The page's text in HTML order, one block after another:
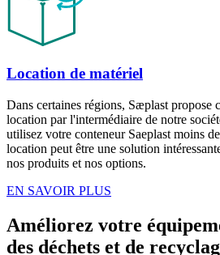
Location de matériel
Dans certaines régions, Sæplast propose
location par l'intermédiaire de notre
utilisez votre conteneur Saeplast moins
location peut être une solution
nos produits et nos options.
EN SAVOIR PLUS
Améliorez votre
des déchets et de